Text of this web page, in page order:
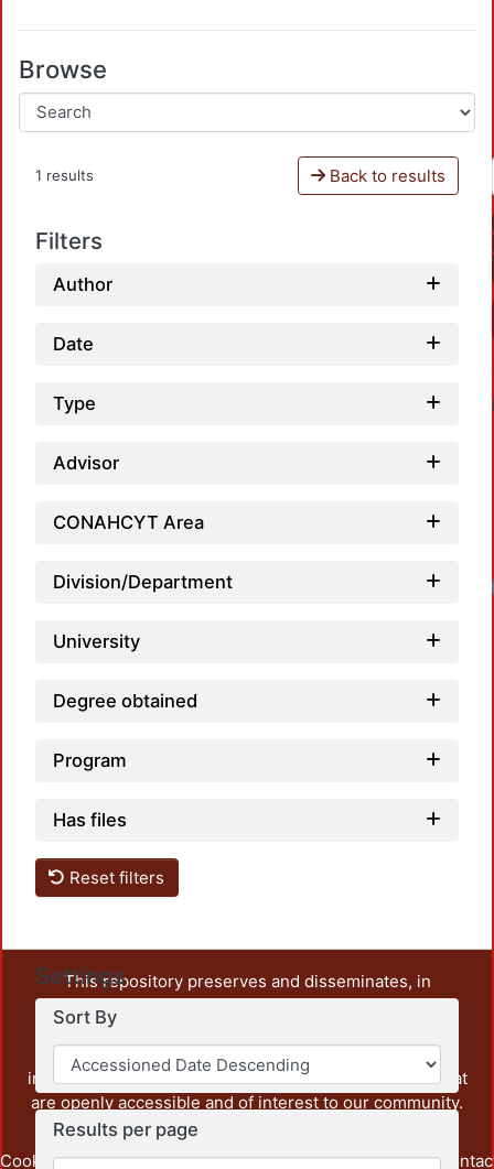
Browse
1 results Back to results
Filters
Author
Date
Type
Advisor
CONAHCYT Area
Division/Department
University
Degree obtained
Program
Has files
Reset filters
Settings
Sort By
Results per page
This repository preserves and disseminates, in
unrestricted open access, the teaching and research
output of UAM Azcapotzalco. It also includes some
administrative and graphic documents from the
institution, as well as content from other institutions that
are openly accessible and of interest to our community.
Cookie Privacy End User Send